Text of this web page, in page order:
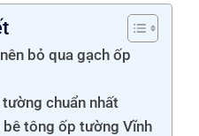
bỏ qua gạch ốp
chuẩn nhất
bê tông ốp tường Vĩnh